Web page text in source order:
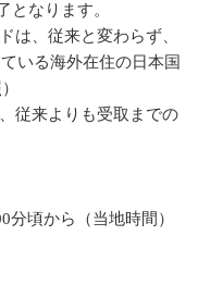
となります。
は、従来と変わらず、
いる海外在住の日本国
従来よりも受取までの
頃から（当地時間）